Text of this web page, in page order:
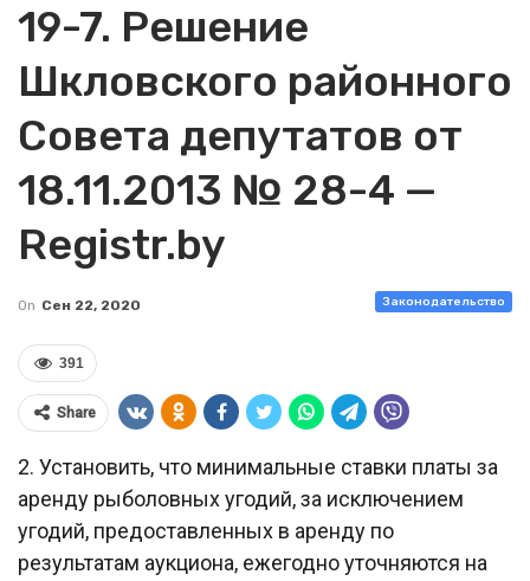
19-7. Решение
Шкловского районного
Совета депутатов от
18.11.2013 № 28-4 —
Registr.by
Законодательство
On Сен 22, 2020
391
Share
2. Установить, что минимальные ставки платы за
аренду рыболовных угодий, за исключением
угодий, предоставленных в аренду по
результатам аукциона, ежегодно уточняются на